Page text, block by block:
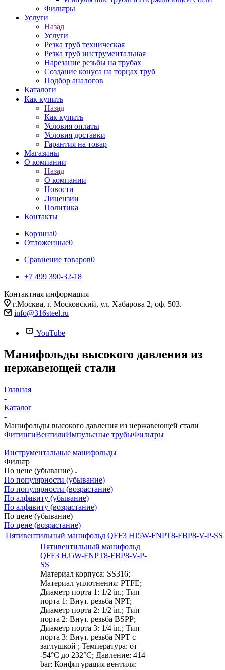
Фильтры
Услуги
Назад
Услуги
Резка труб техническая
Резка труб инструментальная
Нарезание резьбы на трубах
Создание конуса на торцах труб
Подбор аналогов
Каталоги
Как купить
Назад
Как купить
Условия оплаты
Условия доставки
Гарантия на товар
Магазины
О компании
Назад
О компании
Новости
Лицензии
Политика
Контакты
Корзина0
Отложенные0
Сравнение товаров0
+7 499 390-32-18
Контактная информация
г.Москва, г. Московский, ул. Хабарова 2, оф. 503.
info@316steel.ru
YouTube
Манифольды высокого давления из
нержавеющей стали
Главная
-
Каталог
-
Манифольды высокого давления из нержавеющей стали
ФитингиВентилиИмпульсные трубыФильтры
Инструментальные манифольды
Фильтр
По цене (убывание)
По популярности (убывание)
По популярности (возрастание)
По алфавиту (убывание)
По алфавиту (возрастание)
По цене (убывание)
По цене (возрастание)
Пятивентильный манифольд QFF3 HJ5W-FNPT8-FBP8-V-P-SS
Пятивентильный манифольд
QFF3 HJ5W-FNPT8-FBP8-V-P-
SS
Материал корпуса: SS316;
Материал уплотнения: PTFE;
Диаметр порта 1: 1/2 in.; Тип
порта 1: Внут. резьба NPT;
Диаметр порта 2: 1/2 in.; Тип
порта 2: Внут. резьба BSPP;
Диаметр порта 3: 1/4 in.; Тип
порта 3: Внут. резьба NPT с
заглушкой ; Температура: от
-54°C до 232°C; Давление: 414
bar; Конфигурация вентиля: